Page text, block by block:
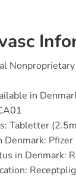
in
Tabletter
Denmark: Pfizer
in Denmark: